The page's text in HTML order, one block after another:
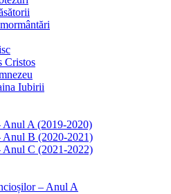
Cristos
Iubirii
A (2019-2020)
B (2020-2021)
C (2021-2022)
– Anul A